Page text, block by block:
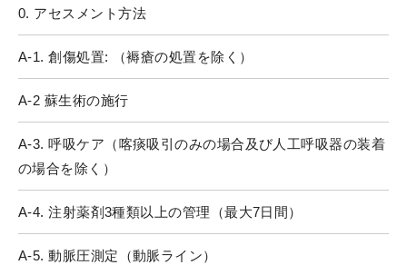
0. アセスメント方法
A-1. 創傷処置: （褥瘡の処置を除く）
A-2 蘇生術の施行
A-3. 呼吸ケア（喀痰吸引のみの場合及び人工呼吸器の装着
の場合を除く）
A-4. 注射薬剤3種類以上の管理（最大7日間）
A-5. 動脈圧測定（動脈ライン）